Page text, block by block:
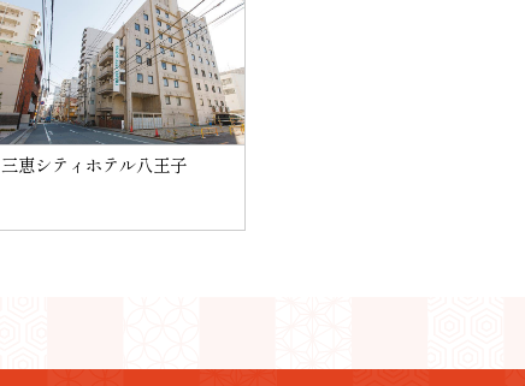
三恵シティホテル八王子